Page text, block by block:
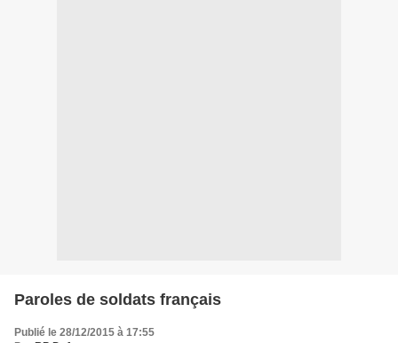
Paroles de soldats français
Publié le 28/12/2015 à 17:55